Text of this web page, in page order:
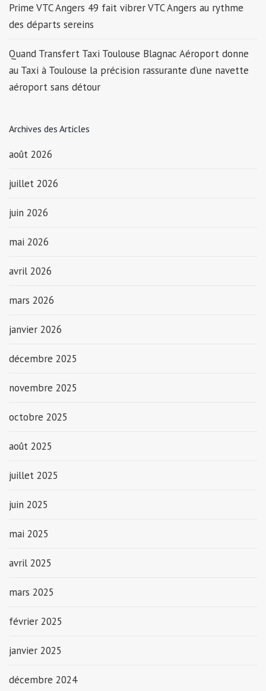
Prime VTC Angers 49 fait vibrer VTC Angers au rythme
des départs sereins
Quand Transfert Taxi Toulouse Blagnac Aéroport donne
au Taxi à Toulouse la précision rassurante d’une navette
aéroport sans détour
Archives des Articles
août 2026
juillet 2026
juin 2026
mai 2026
avril 2026
mars 2026
janvier 2026
décembre 2025
novembre 2025
octobre 2025
août 2025
juillet 2025
juin 2025
mai 2025
avril 2025
mars 2025
février 2025
janvier 2025
décembre 2024